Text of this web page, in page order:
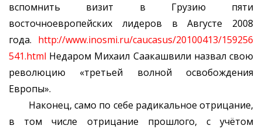
вспомнить визит в Грузию пяти
восточноевропейских лидеров в Августе 2008
года. http://www.inosmi.ru/caucasus/20100413/159256
541.html Недаром Михаил Саакашвили назвал свою
революцию «третьей волной освобождения
Европы».
Наконец, само по себе радикальное отрицание,
в том числе отрицание прошлого, с учётом